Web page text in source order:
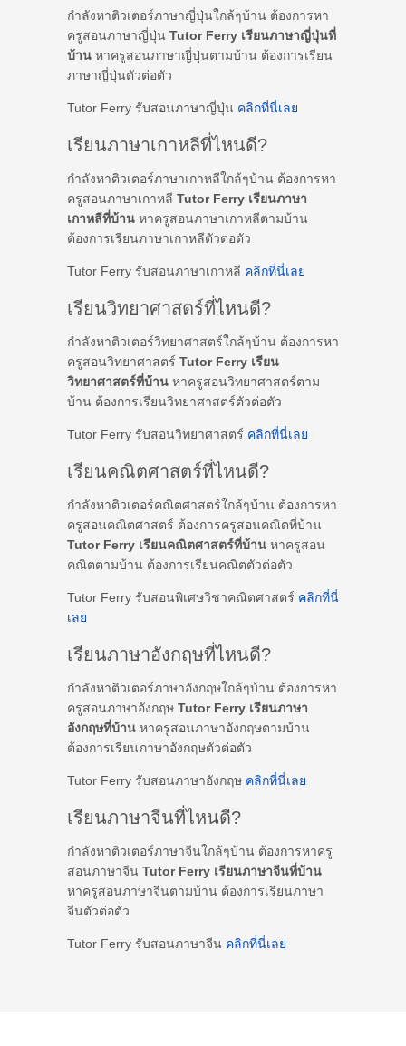
กำลังหาติวเตอร์ภาษาญี่ปุ่นใกล้ๆบ้าน ต้องการหา
ครูสอนภาษาญี่ปุ่น Tutor Ferry เรียนภาษาญี่ปุ่นที่
บ้าน หาครูสอนภาษาญี่ปุ่นตามบ้าน ต้องการเรียน
ภาษาญี่ปุ่นตัวต่อตัว
Tutor Ferry รับสอนภาษาญี่ปุ่น คลิกที่นี่เลย
เรียนภาษาเกาหลีที่ไหนดี?
กำลังหาติวเตอร์ภาษาเกาหลีใกล้ๆบ้าน ต้องการหา
ครูสอนภาษาเกาหลี Tutor Ferry เรียนภาษา
เกาหลีที่บ้าน หาครูสอนภาษาเกาหลีตามบ้าน
ต้องการเรียนภาษาเกาหลีตัวต่อตัว
Tutor Ferry รับสอนภาษาเกาหลี คลิกที่นี่เลย
เรียนวิทยาศาสตร์ที่ไหนดี?
กำลังหาติวเตอร์วิทยาศาสตร์ใกล้ๆบ้าน ต้องการหา
ครูสอนวิทยาศาสตร์ Tutor Ferry เรียน
วิทยาศาสตร์ที่บ้าน หาครูสอนวิทยาศาสตร์ตาม
บ้าน ต้องการเรียนวิทยาศาสตร์ตัวต่อตัว
Tutor Ferry รับสอนวิทยาศาสตร์ คลิกที่นี่เลย
เรียนคณิตศาสตร์ที่ไหนดี?
กำลังหาติวเตอร์คณิตศาสตร์ใกล้ๆบ้าน ต้องการหา
ครูสอนคณิตศาสตร์ ต้องการครูสอนคณิตที่บ้าน
Tutor Ferry เรียนคณิตศาสตร์ที่บ้าน หาครูสอน
คณิตตามบ้าน ต้องการเรียนคณิตตัวต่อตัว
Tutor Ferry รับสอนพิเศษวิชาคณิตศาสตร์ คลิกที่นี่
เลย
เรียนภาษาอังกฤษที่ไหนดี?
กำลังหาติวเตอร์ภาษาอังกฤษใกล้ๆบ้าน ต้องการหา
ครูสอนภาษาอังกฤษ Tutor Ferry เรียนภาษา
อังกฤษที่บ้าน หาครูสอนภาษาอังกฤษตามบ้าน
ต้องการเรียนภาษาอังกฤษตัวต่อตัว
Tutor Ferry รับสอนภาษาอังกฤษ คลิกที่นี่เลย
เรียนภาษาจีนที่ไหนดี?
กำลังหาติวเตอร์ภาษาจีนใกล้ๆบ้าน ต้องการหาครู
สอนภาษาจีน Tutor Ferry เรียนภาษาจีนที่บ้าน
หาครูสอนภาษาจีนตามบ้าน ต้องการเรียนภาษา
จีนตัวต่อตัว
Tutor Ferry รับสอนภาษาจีน คลิกที่นี่เลย